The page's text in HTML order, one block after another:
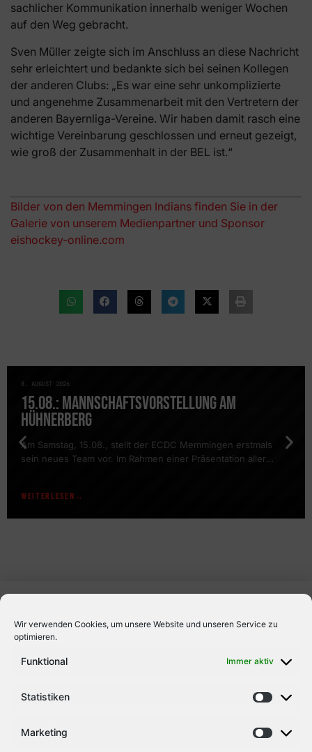
Wir verwenden Cookies, um unsere Website und unseren Service zu
optimieren.
Funktional Immer aktiv
Statistiken
Marketing
sachlicher Kommunikation innerhalb weniger Wochen
auf den Weg gebracht.
Sven Müller zeigte sich im Anschluss an diese Nachricht
sehr erleichtert und bedankte sich bei seinen Kollegen
der anderen Clubs: „Es war eine sehr unkomplizierte
und angenehme Zusammenarbeit mit den Vertretern der
anderen Bayernliga-Vereine. Wir haben damit rasch eine
wichtige Vereinbarung geschlossen und erneut gezeigt,
wie groß der Zusammenhalt in der BEL ist.“
Bilder von den Memmingen Indians finden Sie in der
Galerie von unserem Medienpartner und Sponsor
eishockey-online.com
NEWS
8. AUGUST 2026
15.08.: MANNSCHAFTSVORSTELLUNG AM
HÜHNERBERG
Am Samstag, 15.08., stellt der ECDC Memmingen erstmals
sein neues Team vor. Im Rahmen einer Präsentation aller
Testspiel vor heimischer Kulisse gegen den ESV Kaufbeuren
WEITERLESEN